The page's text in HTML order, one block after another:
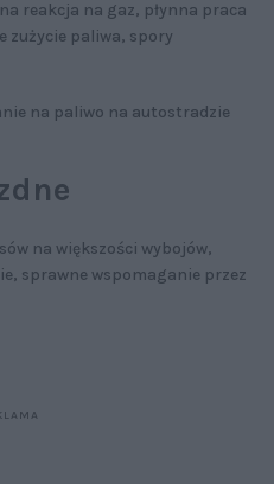
reakcja na gaz, płynna praca
zużycie paliwa, spory
na paliwo na autostradzie
na większości wybojów,
sprawne wspomaganie przez